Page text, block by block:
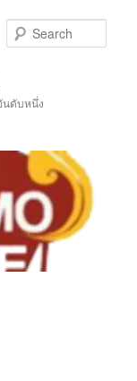
นดับหนึ่ง